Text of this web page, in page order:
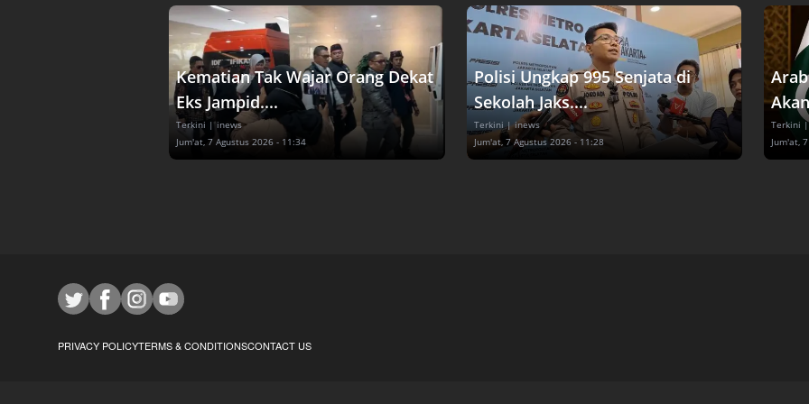
Kematian Tak Wajar Orang Dekat
Eks Jampid....
Terkini | inews
Jum'at, 7 Agustus 2026 - 11:34
Polisi Ungkap 995 Senjata di
Sekolah Jaks....
Terkini | inews
Jum'at, 7 Agustus 2026 - 11:28
Terkini |
Jum'at,
PRIVACY POLICYTERMS & CONDITIONSCONTACT US